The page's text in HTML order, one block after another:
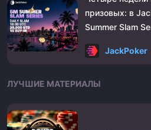
призовых: в
Summer Slam
JackPoker
ЛУЧШИЕ МАТЕРИАЛЫ